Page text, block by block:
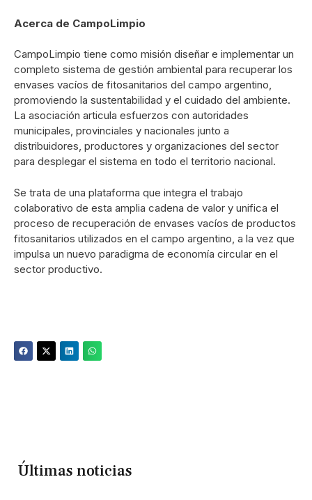
Acerca de CampoLimpio
CampoLimpio tiene como misión diseñar e implementar un
completo sistema de gestión ambiental para recuperar los
envases vacíos de fitosanitarios del campo argentino,
promoviendo la sustentabilidad y el cuidado del ambiente.
La asociación articula esfuerzos con autoridades
municipales, provinciales y nacionales junto a
distribuidores, productores y organizaciones del sector
para desplegar el sistema en todo el territorio nacional.
Se trata de una plataforma que integra el trabajo
colaborativo de esta amplia cadena de valor y unifica el
proceso de recuperación de envases vacíos de productos
fitosanitarios utilizados en el campo argentino, a la vez que
impulsa un nuevo paradigma de economía circular en el
sector productivo.
Últimas noticias